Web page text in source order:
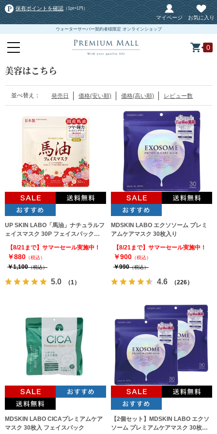
保有ポイントを確認 （1pt=1円）
マイページ お気に入り
ウォーターサーバー契約者様限定 オンラインショップ
0
美容はこちら
並べ替え： 発売日 価格(安い順) 価格(高い順) レビュー数
UP SKIN LABO「馬油」ナチュラルフ
ェイスマスク 30P フェイスパック
MDSKIN LABO
【8/21まで】サマーセール実施中！
￥880 （税込）
￥1,100（税込）
5.0 （1）
MDSKIN LABO エクソソーム プレミ
アムケアマスク 30枚入り
【8/21まで】サマーセール実施中！
￥900 （税込）
￥990（税込）
4.6 （226）
MDSKIN LABO CICAプレミアムケア
マスク 30枚入 フェイスパック
【2個セット】MDSKIN LABO エクソ
ソーム プレミアムケアマスク 30枚入